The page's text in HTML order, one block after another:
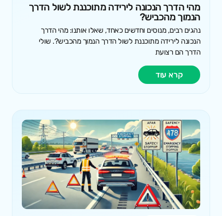
מהי הדרך הנכונה לירידה מתוכננת לשול הדרך
הנמוך מהכביש?
נהגים רבים, מנוסים וחדשים כאחד, שאלו אותנו: מהי הדרך
הנכונה לירידה מתוכננת לשול הדרך הנמוך מהכביש?. שולי
הדרך הם רצועת
קרא עוד